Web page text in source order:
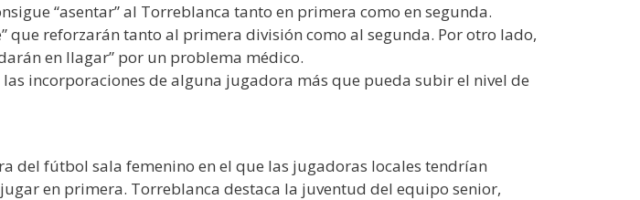
“asentar” al Torreblanca tanto en primera como en segunda.
que reforzarán tanto al primera división como al segunda. Por otro lado,
en llagar” por un problema médico.
incorporaciones de alguna jugadora más que pueda subir el nivel de
del fútbol sala femenino en el que las jugadoras locales tendrían
en primera. Torreblanca destaca la juventud del equipo senior,